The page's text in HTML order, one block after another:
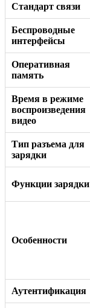
Стандарт связи
Беспроводные
интерфейсы
Оперативная
память
Время в режиме
воспроизведения
видео
Тип разъема для
зарядки
Функции зарядки
Особенности
Аутентификация